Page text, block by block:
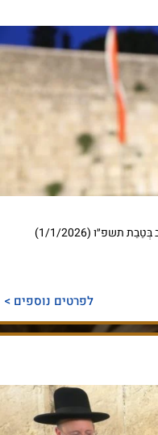
טקטס השבעה לתותחנים ביום יום חמישי י״ב בְּטֵבֵת תשפ״ו (1/1/2026)
לפרטים נוספים >